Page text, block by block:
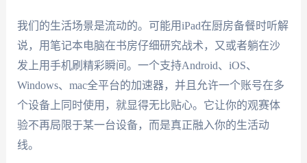
我们的生活场景是流动的。可能用iPad在厨房备餐时听解
说，用笔记本电脑在书房仔细研究战术，又或者躺在沙
发上用手机刷精彩瞬间。一个支持Android、iOS、
Windows、mac全平台的加速器，并且允许一个账号在多
个设备上同时使用，就显得无比贴心。它让你的观赛体
验不再局限于某一台设备，而是真正融入你的生活动
线。